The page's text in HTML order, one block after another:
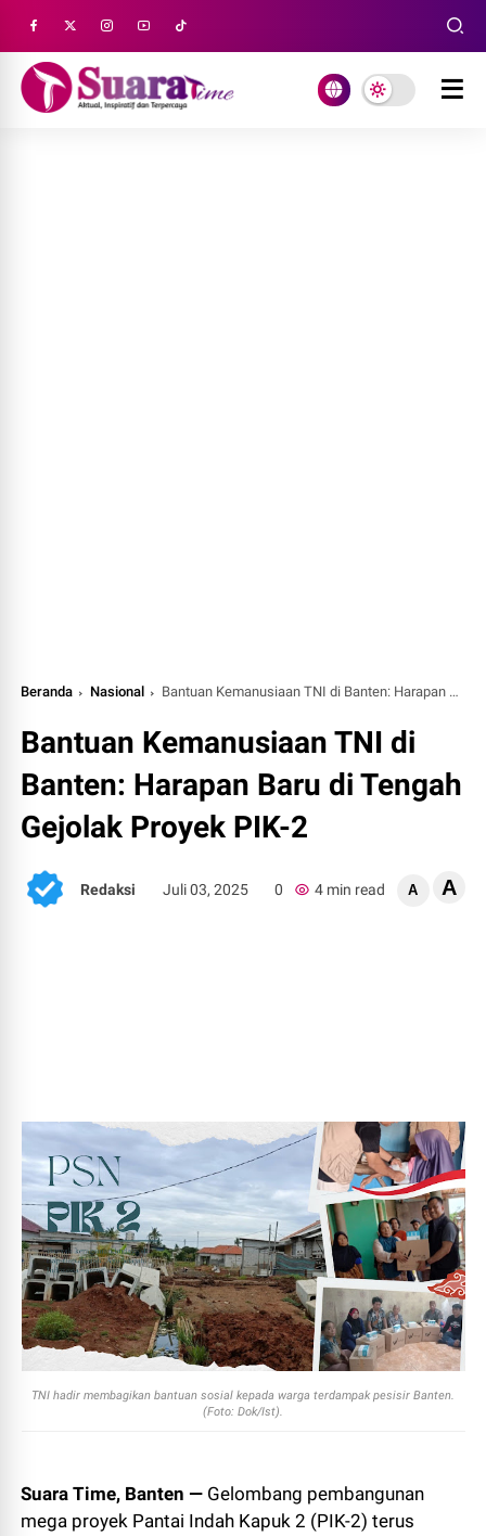
Beranda Nasional Bantuan Kemanusiaan TNI di Banten: Harapan Baru di Tengah Gejolak Proyek PIK-2
Bantuan Kemanusiaan TNI di
Banten: Harapan Baru di Tengah
Gejolak Proyek PIK-2
Redaksi Juli 03, 2025 0 4 min read A A
TNI hadir membagikan bantuan sosial kepada warga terdampak pesisir Banten.
(Foto: Dok/Ist).
Suara Time, Banten — Gelombang pembangunan
mega proyek Pantai Indah Kapuk 2 (PIK-2) terus